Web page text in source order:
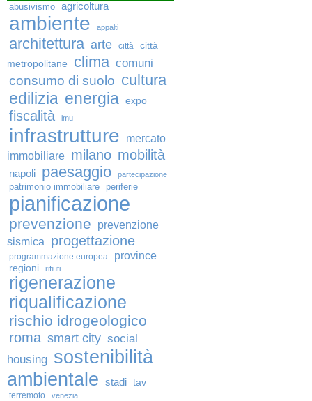
abusivismo agricoltura
ambiente appalti
architettura arte città
città
metropolitane
clima comuni
consumo di suolo cultura
edilizia energia expo
fiscalità imu
infrastrutture
mercato
immobiliare milano mobilità
napoli paesaggio partecipazione
patrimonio immobiliare periferie
pianificazione
prevenzione
prevenzione
sismica
progettazione
programmazione europea province
regioni rifiuti
rigenerazione
riqualificazione
rischio idrogeologico
roma smart city social
housing sostenibilità
ambientale stadi tav
terremoto venezia